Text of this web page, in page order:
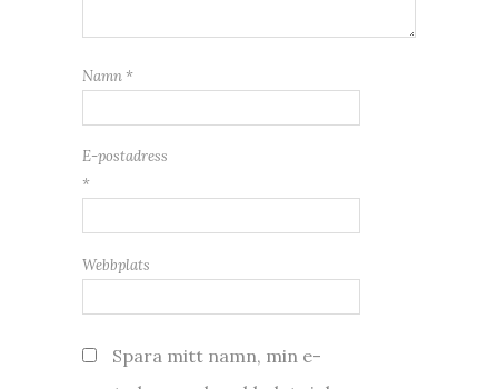
Namn *
E-postadress
*
Webbplats
Spara mitt namn, min e-